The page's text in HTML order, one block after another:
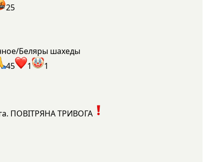
25
Беляры шахеды
45 1 1
ПОВІТРЯНА ТРИВОГА